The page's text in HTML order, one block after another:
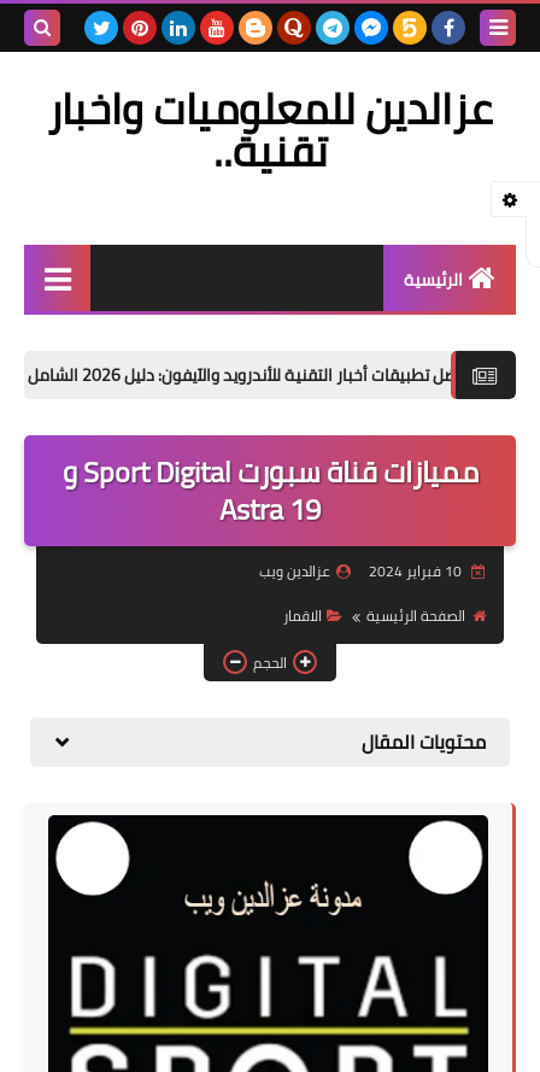
عزالدين للمعلوميات واخبار
تقنية..
الرئيسية
أجهزة الاستقبال
سيرفرات / خوادم
أقمار صناعية
أخبار تقنية
أندرويد
تطبيقات أخبار التقنية للأندرويد والآيفون: دليل 2026 الشامل
مميازات قناة سبورت Sport Digital و
Astra 19
10 فبراير 2024
عزالدين ويب
الصفحة الرئيسية
الاقمار
الحجم
محتويات المقال